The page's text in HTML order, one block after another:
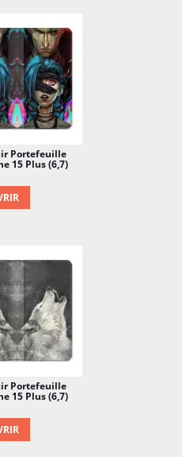
Portefeuille
15 Plus (6,7)
Portefeuille
15 Plus (6,7)